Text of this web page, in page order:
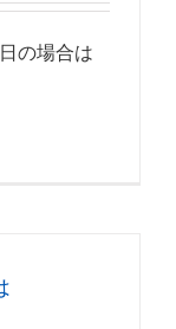
の場合は